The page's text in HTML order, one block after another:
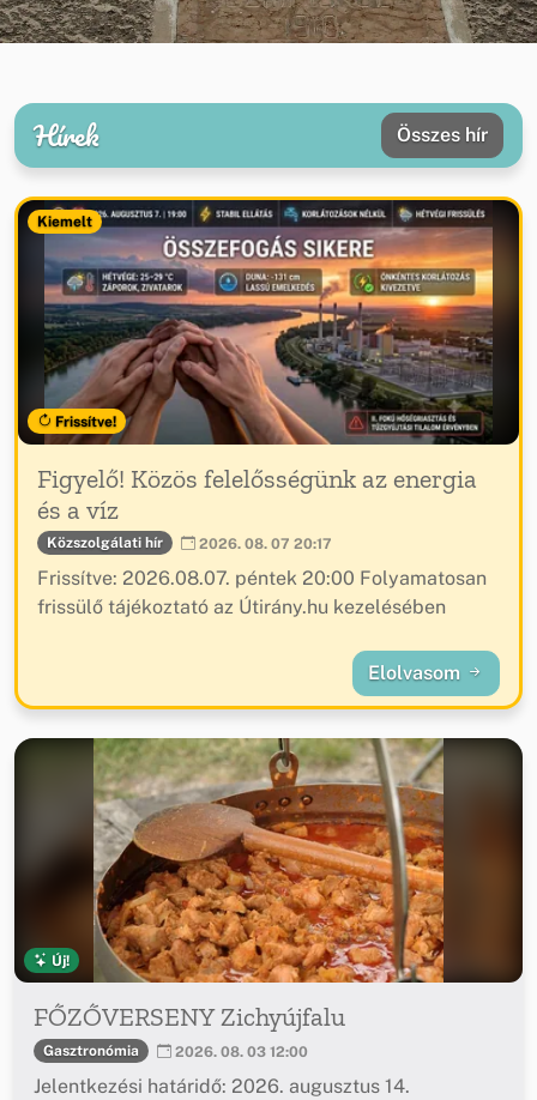
Hírek Összes hír
Kiemelt
Frissítve!
Figyelő! Közös felelősségünk az energia
és a víz
Közszolgálati hír 2026. 08. 07 20:17
Frissítve: 2026.08.07. péntek 20:00 Folyamatosan
frissülő tájékoztató az Útirány.hu kezelésében
Elolvasom
Új!
FŐZŐVERSENY Zichyújfalu
Gasztronómia 2026. 08. 03 12:00
Jelentkezési határidő: 2026. augusztus 14.